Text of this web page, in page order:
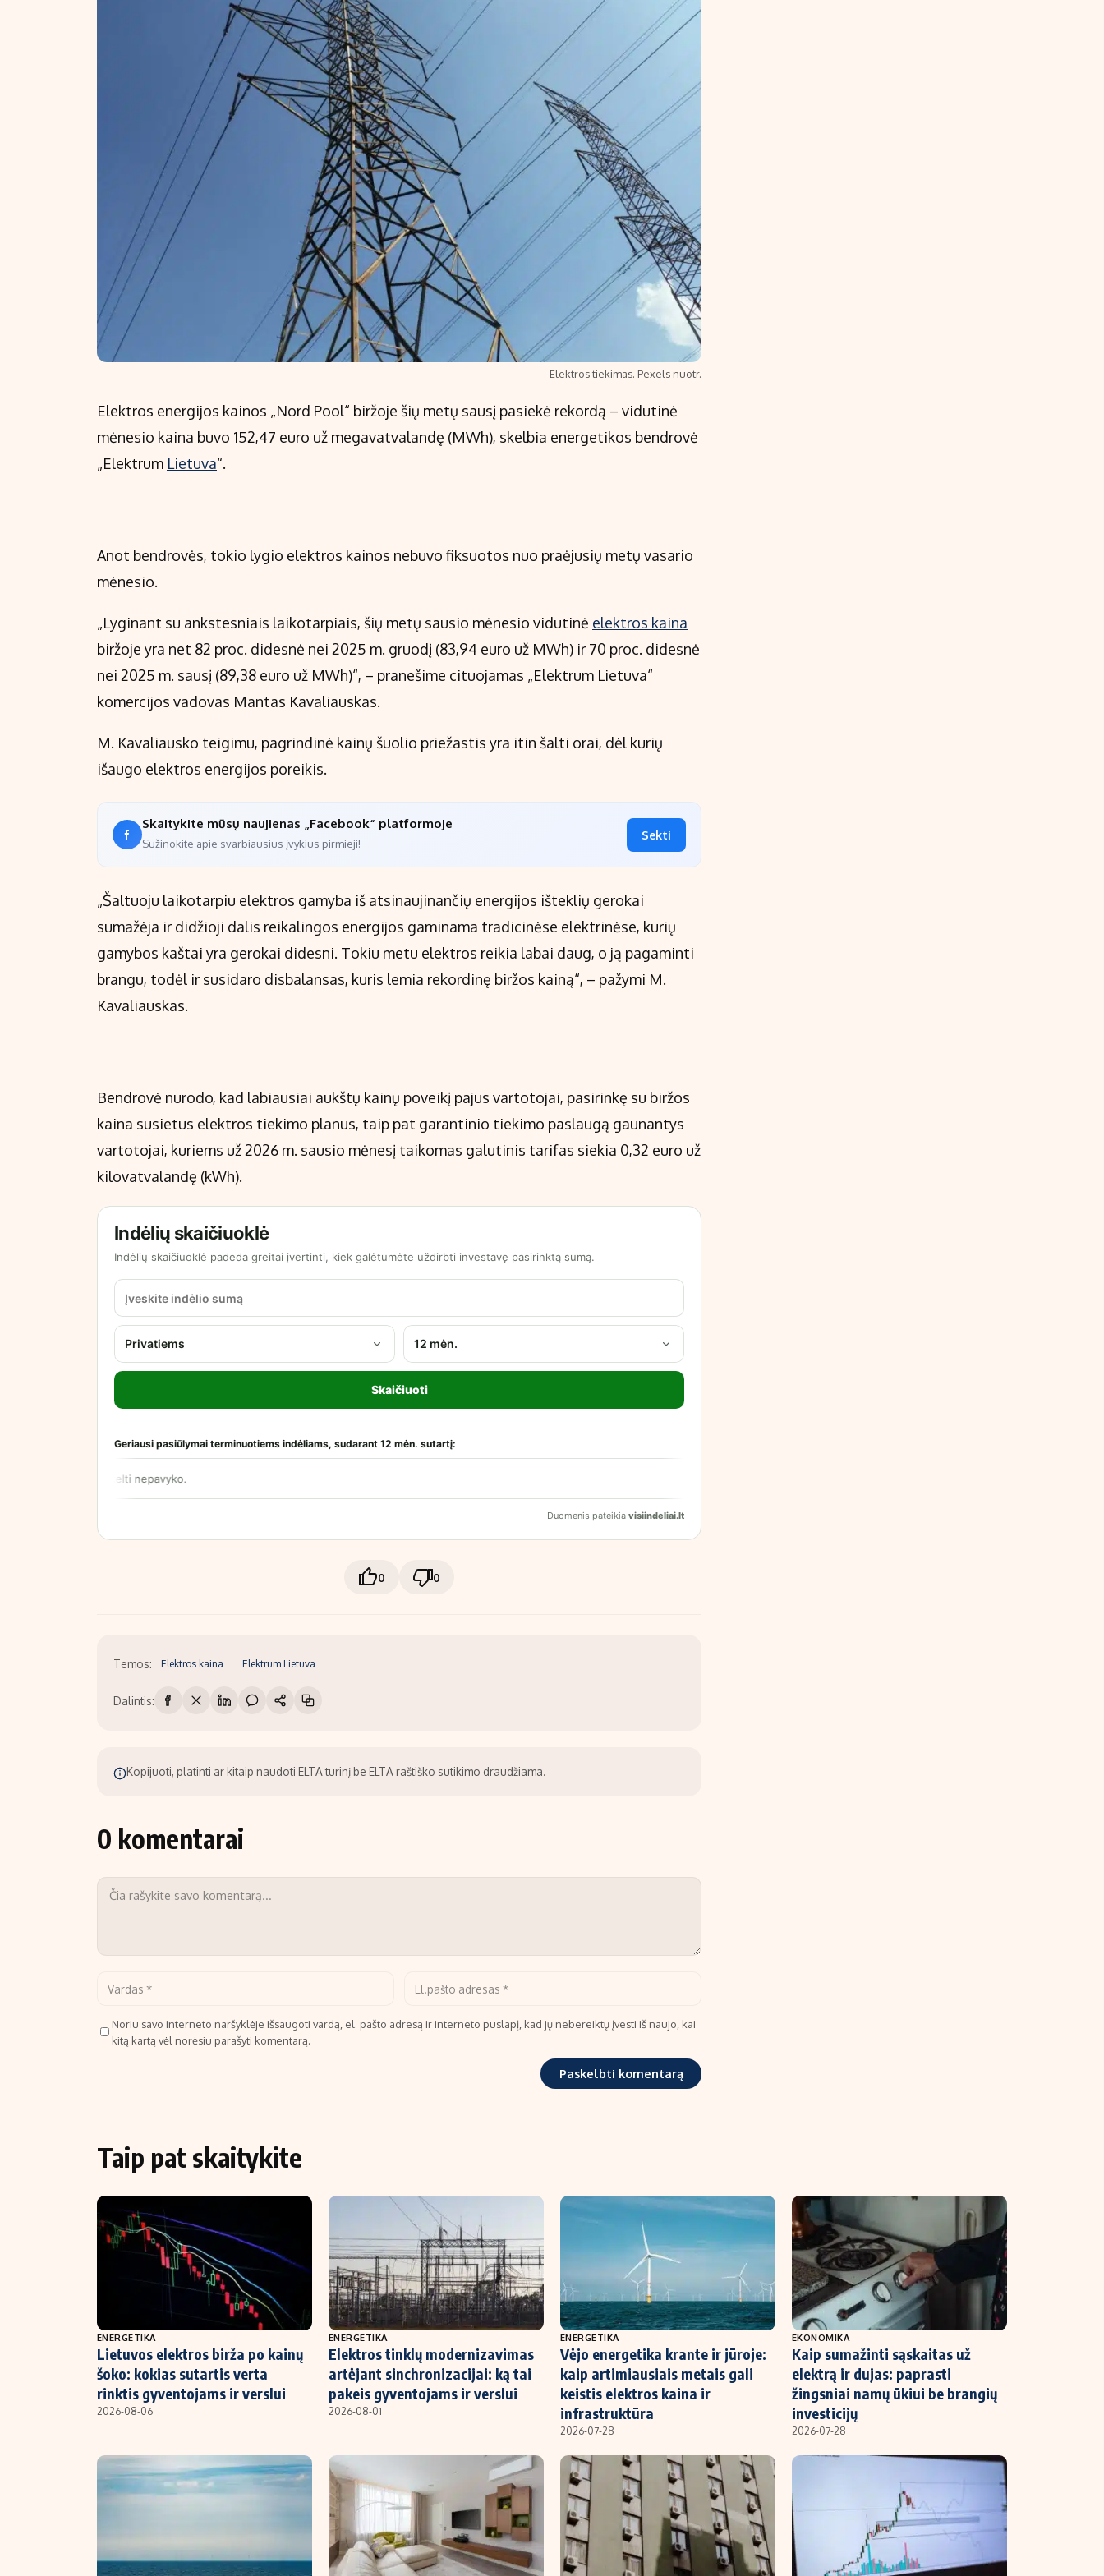
Elektros tiekimas. Pexels nuotr.
Elektros energijos kainos „Nord Pool“ biržoje šių metų sausį pasiekė rekordą – vidutinė
mėnesio kaina buvo 152,47 euro už megavatvalandę (MWh), skelbia energetikos bendrovė
„Elektrum Lietuva“.
Anot bendrovės, tokio lygio elektros kainos nebuvo fiksuotos nuo praėjusių metų vasario
mėnesio.
„Lyginant su ankstesniais laikotarpiais, šių metų sausio mėnesio vidutinė elektros kaina
biržoje yra net 82 proc. didesnė nei 2025 m. gruodį (83,94 euro už MWh) ir 70 proc. didesnė
nei 2025 m. sausį (89,38 euro už MWh)“, – pranešime cituojamas „Elektrum Lietuva“
komercijos vadovas Mantas Kavaliauskas.
M. Kavaliausko teigimu, pagrindinė kainų šuolio priežastis yra itin šalti orai, dėl kurių
išaugo elektros energijos poreikis.
Skaitykite mūsų naujienas „Facebook“ platformoje
Sužinokite apie svarbiausius įvykius pirmieji!
Sekti
„Šaltuoju laikotarpiu elektros gamyba iš atsinaujinančių energijos išteklių gerokai
sumažėja ir didžioji dalis reikalingos energijos gaminama tradicinėse elektrinėse, kurių
gamybos kaštai yra gerokai didesni. Tokiu metu elektros reikia labai daug, o ją pagaminti
brangu, todėl ir susidaro disbalansas, kuris lemia rekordinę biržos kainą“, – pažymi M.
Kavaliauskas.
Bendrovė nurodo, kad labiausiai aukštų kainų poveikį pajus vartotojai, pasirinkę su biržos
kaina susietus elektros tiekimo planus, taip pat garantinio tiekimo paslaugą gaunantys
vartotojai, kuriems už 2026 m. sausio mėnesį taikomas galutinis tarifas siekia 0,32 euro už
kilovatvalandę (kWh).
0 0
Temos: Elektros kaina Elektrum Lietuva
Dalintis:
Kopijuoti, platinti ar kitaip naudoti ELTA turinį be ELTA raštiško sutikimo draudžiama.
0 komentarai
Noriu savo interneto naršyklėje išsaugoti vardą, el. pašto adresą ir interneto puslapį, kad jų nebereiktų įvesti iš naujo, kai
kitą kartą vėl norėsiu parašyti komentarą.
Taip pat skaitykite
ENERGETIKA
Lietuvos elektros birža po kainų
šoko: kokias sutartis verta
rinktis gyventojams ir verslui
2026-08-06
ENERGETIKA
Elektros tinklų modernizavimas
artėjant sinchronizacijai: ką tai
pakeis gyventojams ir verslui
2026-08-01
ENERGETIKA
Vėjo energetika krante ir jūroje:
kaip artimiausiais metais gali
keistis elektros kaina ir
infrastruktūra
2026-07-28
EKONOMIKA
Kaip sumažinti sąskaitas už
elektrą ir dujas: paprasti
žingsniai namų ūkiui be brangių
investicijų
2026-07-28